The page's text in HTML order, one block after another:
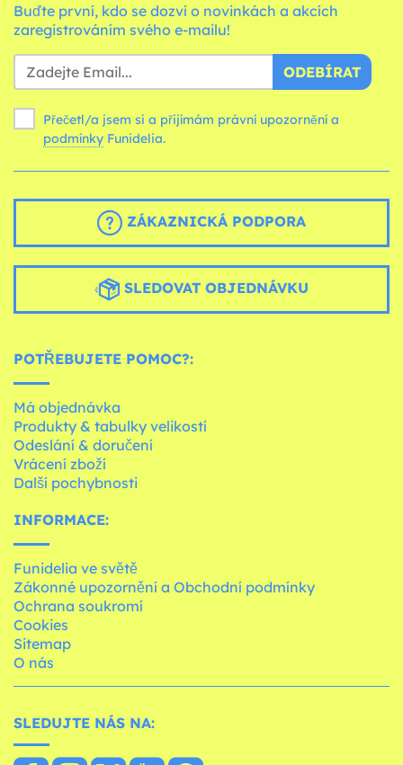
Buďte první, kdo se dozví o novinkách a akcích
zaregistrováním svého e-mailu!
ODEBÍRAT
Přečetl/a jsem si a přijímám právní upozornění a
podmínky Funidelia.
ZÁKAZNICKÁ PODPORA
SLEDOVAT OBJEDNÁVKU
POTŘEBUJETE POMOC?:
Má objednávka
Produkty & tabulky velikostí
Odeslání & doručení
Vrácení zboží
Další pochybnosti
INFORMACE:
Funidelia ve světě
Zákonné upozornění a Obchodní podmínky
Ochrana soukromí
Cookies
Sitemap
O nás
SLEDUJTE NÁS NA: